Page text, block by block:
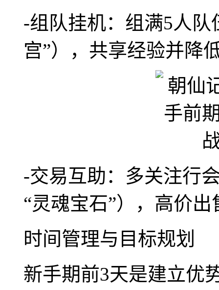
-组队挂机：组满5人
宫”），共享经验并降
-交易互助：多关注行
“灵魂宝石”），高价
时间管理与目标规划
新手期前3天是建立优